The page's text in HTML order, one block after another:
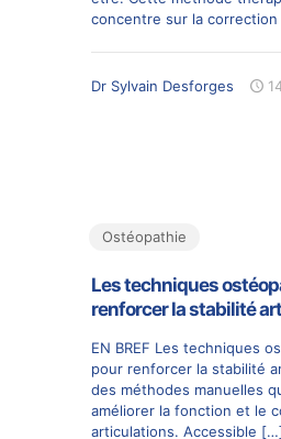
concentre sur la correction
Dr Sylvain Desforges
Ostéopathie
Les techniques
renforcer la stabilité
EN BREF Les techniques
pour renforcer la stabilité
des méthodes manuelles
améliorer la fonction et le
articulations. Accessible